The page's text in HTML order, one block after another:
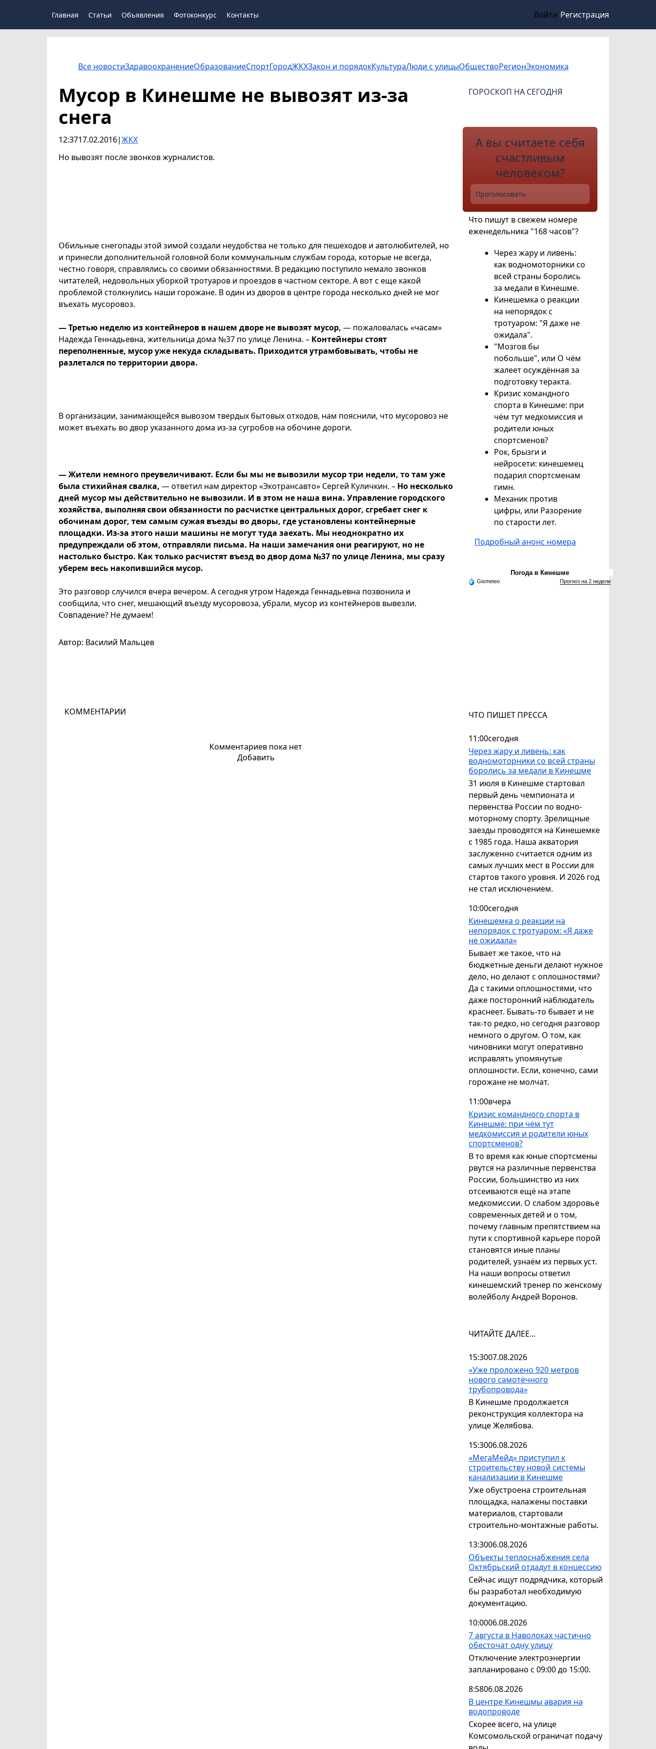
Главная Статьи Объявления Фотоконкурс Контакты Войти Регистрация
Все новостиЗдравоохранениеОбразованиеСпортГородЖКХЗакон и порядокКультураЛюди с улицыОбществоРегионЭкономика
ЧТО ПИШЕТ ПРЕССА
11:00сегодня
Через жару и ливень: как
водномоторники со всей страны
боролись за медали в Кинешме
31 июля в Кинешме стартовал
первый день чемпионата и
первенства России по водно-
моторному спорту. Зрелищные
заезды проводятся на Кинешемке
с 1985 года. Наша акватория
заслуженно считается одним из
самых лучших мест в России для
стартов такого уровня. И 2026 год
не стал исключением.
10:00сегодня
Кинешемка о реакции на
непорядок с тротуаром: «Я даже
не ожидала»
Бывает же такое, что на
бюджетные деньги делают нужное
дело, но делают с оплошностями?
Да с такими оплошностями, что
даже посторонний наблюдатель
краснеет. Бывать-то бывает и не
так-то редко, но сегодня разговор
немного о другом. О том, как
чиновники могут оперативно
исправлять упомянутые
оплошности. Если, конечно, сами
горожане не молчат.
11:00вчера
Кризис командного спорта в
Кинешме: при чём тут
медкомиссия и родители юных
спортсменов?
В то время как юные спортсмены
рвутся на различные первенства
России, большинство из них
отсеиваются ещё на этапе
медкомиссии. О слабом здоровье
современных детей и о том,
почему главным препятствием на
пути к спортивной карьере порой
становятся иные планы
родителей, узнаём из первых уст.
На наши вопросы ответил
кинешемский тренер по женскому
волейболу Андрей Воронов.
ЧИТАЙТЕ ДАЛЕЕ...
15:3007.08.2026
«Уже проложено 920 метров
нового самотёчного
трубопровода»
В Кинешме продолжается
реконструкция коллектора на
улице Желябова.
15:3006.08.2026
«МегаМейд» приступил к
строительству новой системы
канализации в Кинешме
Уже обустроена строительная
площадка, налажены поставки
материалов, стартовали
строительно-монтажные работы.
13:3006.08.2026
Объекты теплоснабжения села
Октябрьский отдадут в концессию
Сейчас ищут подрядчика, который
бы разработал необходимую
документацию.
10:0006.08.2026
7 августа в Наволоках частично
обесточат одну улицу
Отключение электроэнергии
запланировано с 09:00 до 15:00.
8:5806.08.2026
В центре Кинешмы авария на
водопроводе
Скорее всего, на улице
Комсомольской ограничат подачу
Мусор в Кинешме не вывозят из-за
снега
12:3717.02.2016|ЖКХ
Но вывозят после звонков журналистов.
Обильные снегопады этой зимой создали неудобства не только для пешеходов и автолюбителей, но
и принесли дополнительной головной боли коммунальным службам города, которые не всегда,
честно говоря, справлялись со своими обязанностями. В редакцию поступило немало звонков
читателей, недовольных уборкой тротуаров и проездов в частном секторе. А вот с еще какой
проблемой столкнулись наши горожане. В один из дворов в центре города несколько дней не мог
въехать мусоровоз.
— Третью неделю из контейнеров в нашем дворе не вывозят мусор, — пожаловалась «часам»
Надежда Геннадьевна, жительница дома №37 по улице Ленина. – Контейнеры стоят
переполненные, мусор уже некуда складывать. Приходится утрамбовывать, чтобы не
разлетался по территории двора.
В организации, занимающейся вывозом твердых бытовых отходов, нам пояснили, что мусоровоз не
может въехать во двор указанного дома из-за сугробов на обочине дороги.
— Жители немного преувеличивают. Если бы мы не вывозили мусор три недели, то там уже
была стихийная свалка, — ответил нам директор «Экотрансавто» Сергей Куличкин. – Но несколько
дней мусор мы действительно не вывозили. И в этом не наша вина. Управление городского
хозяйства, выполняя свои обязанности по расчистке центральных дорог, сгребает снег к
обочинам дорог, тем самым сужая въезды во дворы, где установлены контейнерные
площадки. Из-за этого наши машины не могут туда заехать. Мы неоднократно их
предупреждали об этом, отправляли письма. На наши замечания они реагируют, но не
настолько быстро. Как только расчистят въезд во двор дома №37 по улице Ленина, мы сразу
уберем весь накопившийся мусор.
Это разговор случился вчера вечером. А сегодня утром Надежда Геннадьевна позвонила и
сообщила, что снег, мешающий въезду мусоровоза, убрали, мусор из контейнеров вывезли.
Совпадение? Не думаем!
Автор: Василий Мальцев
КОММЕНТАРИИ
Комментариев пока нет
Добавить
ГОРОСКОП НА СЕГОДНЯ
А вы считаете себя
счастливым
человеком?
Проголосовать
Что пишут в свежем номере
еженедельника "168 часов"?
Через жару и ливень:
как водномоторники со
всей страны боролись
за медали в Кинешме.
Кинешемка о реакции
на непорядок с
тротуаром: "Я даже не
ожидала".
"Мозгов бы
побольше", или О чём
жалеет осуждённая за
подготовку теракта.
Кризис командного
спорта в Кинешме: при
чём тут медкомиссия и
родители юных
спортсменов?
Рок, брызги и
нейросети: кинешемец
подарил спортсменам
гимн.
Механик против
цифры, или Разорение
по старости лет.
Подробный анонс номера
Погода в Кинешме
Gismeteo Прогноз на 2 недели